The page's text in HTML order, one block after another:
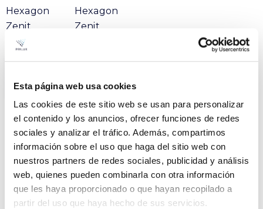
Esta página web usa cookies
Las cookies de este sitio web se usan para personalizar
el contenido y los anuncios, ofrecer funciones de redes
sociales y analizar el tráfico. Además, compartimos
información sobre el uso que haga del sitio web con
nuestros partners de redes sociales, publicidad y análisis
web, quienes pueden combinarla con otra información
que les haya proporcionado o que hayan recopilado a
partir del uso que haya hecho de sus servicios.
Hexagon
Zenit
48Leds
Hexagon
Zenit
Produit
VER +
HEXAGON ZENIT 1X48LED
144W/147WT 740 PEX0P
DALI
Dossier